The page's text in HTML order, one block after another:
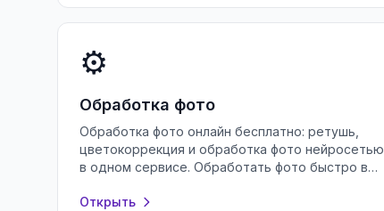
⚙️
Обработка фото
Обработка фото онлайн бесплатно: ретушь,
цветокоррекция и обработка фото нейросетью
в одном сервисе. Обработать фото быстро в
Открыть